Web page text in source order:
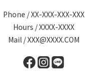
Phone / XX-XXX-XXX-XXX
Hours / XXXX-XXXX
Mail / XXX@XXXX.COM